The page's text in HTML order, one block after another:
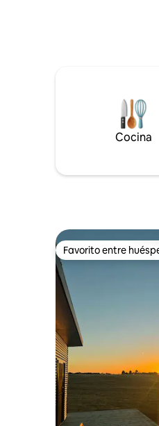
fuera de la red! Un
un calentador para
propiedad de la
vistazo buscando KI
Cocina
Favorito entre
Favorito entre